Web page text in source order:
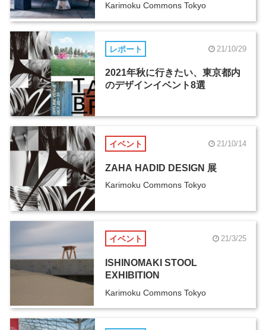
Karimoku Commons Tokyo
レポート 21/10/29
2021年秋に行きたい、東京都内
のデザインイベント8選
イベント 21/10/14
ZAHA HADID DESIGN 展
Karimoku Commons Tokyo
イベント 21/3/25
ISHINOMAKI STOOL
EXHIBITION
Karimoku Commons Tokyo